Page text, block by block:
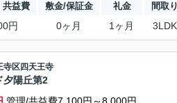
共益費 敷金/保証金 礼金 間取り
円 0ヶ月 1ヶ月 3LDK
寺区四天王寺
夕陽丘第2